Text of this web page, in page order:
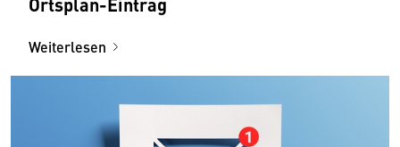
Weiterlesen